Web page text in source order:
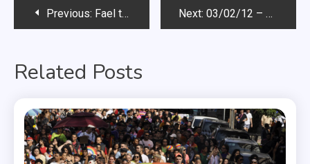
Navegação
Post
Previous: Fael tinha certeza de que havia transexual no “BBB 12” Next: 03/02/12 – Gueis Rycas
Related Posts